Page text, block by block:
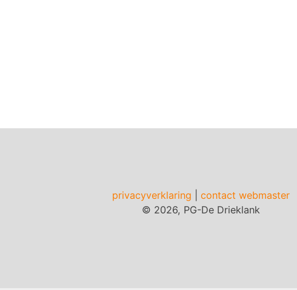
privacyverklaring |contact webmaster
© 2026, PG-De Drieklank